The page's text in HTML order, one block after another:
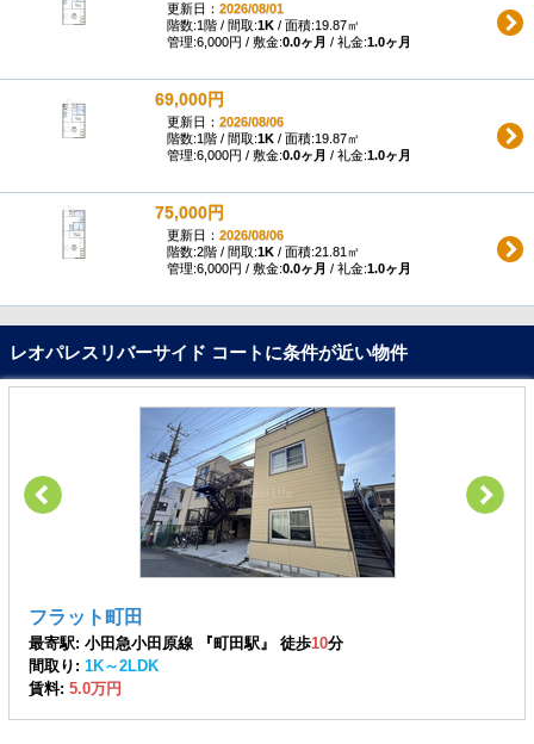
更新日： 2026/08/01
階数:1階 / 間取:1K/ 面積:19.87㎡
管理:6,000円 / 敷金:0.0ヶ月 / 礼金:1.0ヶ月
69,000円
更新日： 2026/08/06
階数:1階 / 間取:1K/ 面積:19.87㎡
管理:6,000円 / 敷金:0.0ヶ月 / 礼金:1.0ヶ月
75,000円
更新日： 2026/08/06
階数:2階 / 間取:1K/ 面積:21.81㎡
管理:6,000円 / 敷金:0.0ヶ月 / 礼金:1.0ヶ月
レオパレスリバーサイド コートに条件が近い物件
フラット町田
最寄駅: 小田急小田原線 『町田駅』 徒歩10分
間取り: 1K～2LDK
賃料: 5.0万円